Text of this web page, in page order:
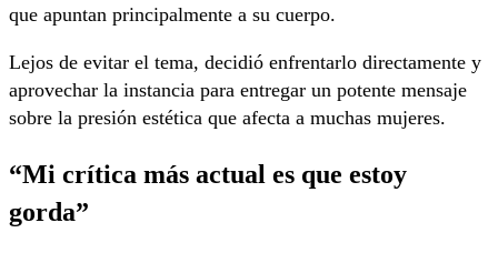
que apuntan principalmente a su cuerpo.
Lejos de evitar el tema, decidió enfrentarlo directamente y
aprovechar la instancia para entregar un potente mensaje
sobre la presión estética que afecta a muchas mujeres.
“Mi crítica más actual es que estoy
gorda”